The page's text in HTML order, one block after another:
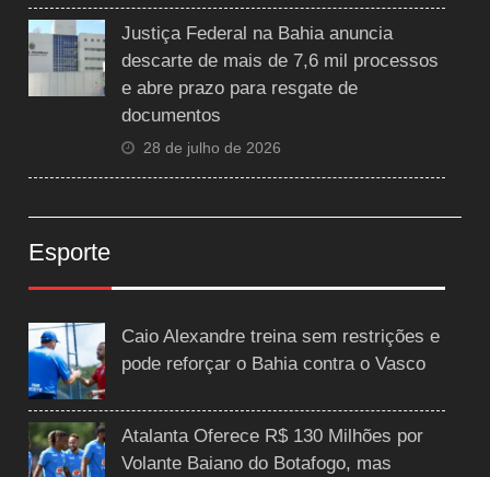
Justiça Federal na Bahia anuncia
descarte de mais de 7,6 mil processos
e abre prazo para resgate de
documentos
28 de julho de 2026
Esporte
Caio Alexandre treina sem restrições e
pode reforçar o Bahia contra o Vasco
Atalanta Oferece R$ 130 Milhões por
Volante Baiano do Botafogo, mas